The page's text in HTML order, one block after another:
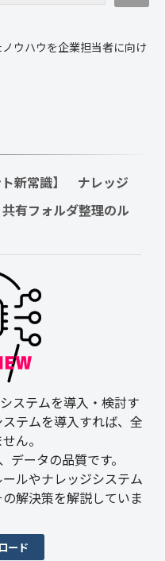
ウハウを企業担当者に向け
新常識】　ナレッジ
有フォルダ整理のル
ステムを導入・検討す
テムを導入すれば、全
ん。
ータの品質です。
ルやナレッジシステム
解決策を解説していま
ード